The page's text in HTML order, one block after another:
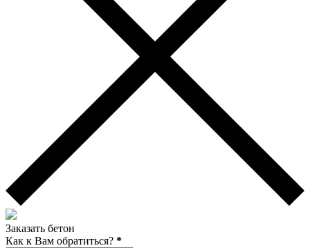
Заказать бетон
Как к Вам обратиться? *